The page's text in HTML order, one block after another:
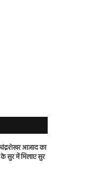
आजाद का
सुर में मिलाए सुर